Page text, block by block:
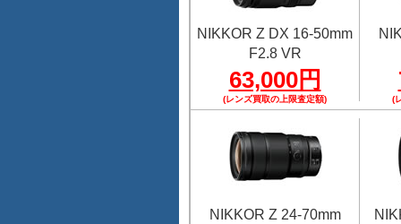
NIKKOR Z DX 16-50mm
F2.8 VR
63,000円
(レンズ買取の上限査定額) (
NIKKOR Z 24-70mm